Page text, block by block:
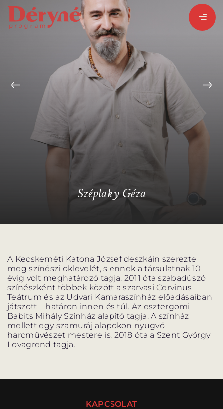
BEJELENTKEZEM
REGISZTRÁLOK
PROGRAMISMERTETŐ
PROGRAM
PROGRAM
ALPROGRAMOK
ORSZÁGJÁRÁS VÁNDORSZÍNHÁZ
Széplaky Géza
A Kecskeméti Katona József deszkáin szerezte
meg színészi oklevelét, s ennek a társulatnak 10
évig volt meghatározó tagja. 2011 óta szabadúszó
színészként többek között a szarvasi Cervinus
Teátrum és az Udvari Kamaraszínház előadásaiban
játszott – határon innen és túl. Az esztergomi
Babits Mihály Színház alapító tagja. A színház
mellett egy szamuráj alapokon nyugvó
harcművészet mestere is. 2018 óta a Szent György
Lovagrend tagja.
KAPCSOLAT